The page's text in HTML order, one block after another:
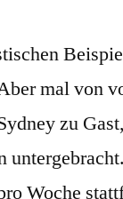
mal von
zu
Woche